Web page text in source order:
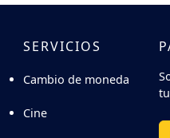
SERVICIOS
Cambio de moneda
Cine